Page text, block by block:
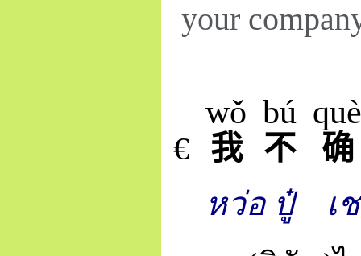
your
€ 我
wǒ
不
bú
确
què
หว่อ ปู๋ เ